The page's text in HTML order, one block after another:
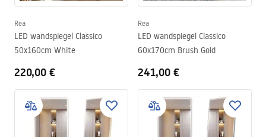
Rea
LED wandspiegel Classico
50x160cm White
220,00 €
Rea
LED wandspiegel Classico
60x170cm Brush Gold
241,00 €